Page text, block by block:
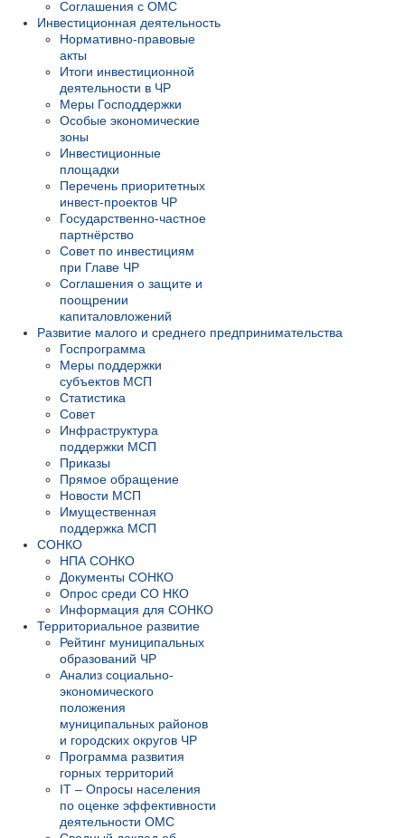
Соглашения с ОМС
Инвестиционная деятельность
Нормативно-правовые
акты
Итоги инвестиционной
деятельности в ЧР
Меры Господдержки
Особые экономические
зоны
Инвестиционные
площадки
Перечень приоритетных
инвест-проектов ЧР
Государственно-частное
партнёрство
Совет по инвестициям
при Главе ЧР
Соглашения о защите и
поощрении
капиталовложений
Развитие малого и среднего предпринимательства
Госпрограмма
Меры поддержки
субъектов МСП
Статистика
Совет
Инфраструктура
поддержки МСП
Приказы
Прямое обращение
Новости МСП
Имущественная
поддержка МСП
СОНКО
НПА СОНКО
Документы СОНКО
Опрос среди СО НКО
Информация для СОНКО
Территориальное развитие
Рейтинг муниципальных
образований ЧР
Анализ социально-
экономического
положения
муниципальных районов
и городских округов ЧР
Программа развития
горных территорий
IT – Опросы населения
по оценке эффективности
деятельности ОМС